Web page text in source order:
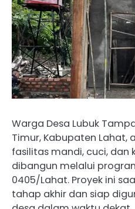
Warga Desa Lubuk
Timur, Kabupaten Lahat,
fasilitas mandi, cuci, dan
dibangun melalui
0405/Lahat. Proyek ini
tahap akhir dan siap